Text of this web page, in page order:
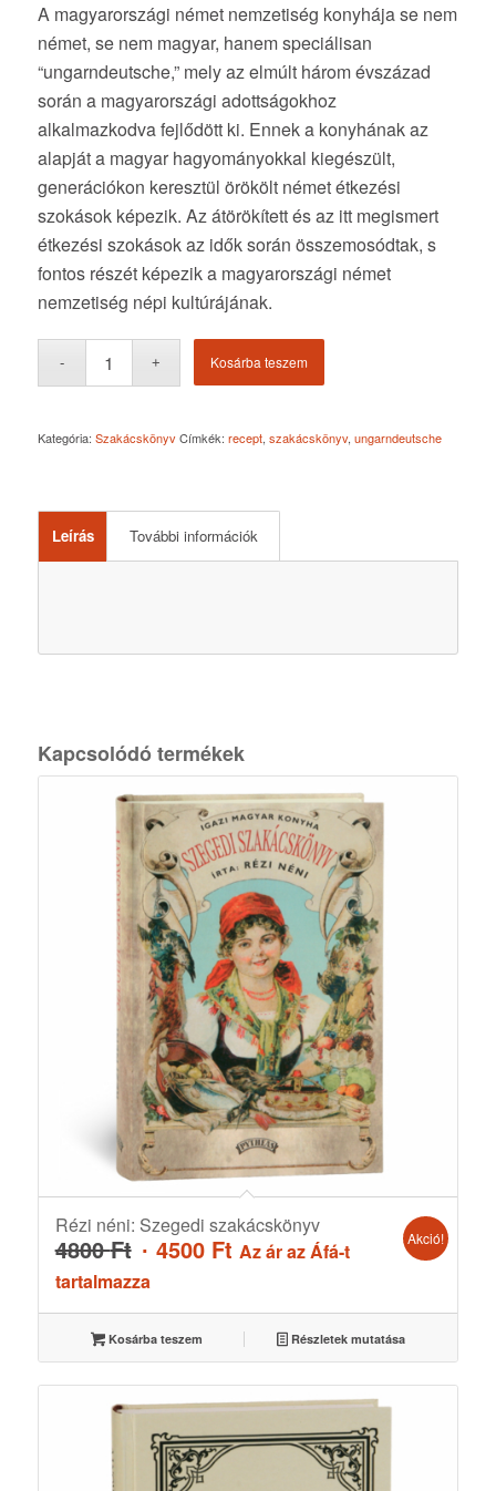
A magyarországi német nemzetiség konyhája se nem
német, se nem magyar, hanem speciálisan
“ungarndeutsche,” mely az elmúlt három évszázad
során a magyarországi adottságokhoz
alkalmazkodva fejlődött ki. Ennek a konyhának az
alapját a magyar hagyományokkal kiegészült,
generációkon keresztül örökölt német étkezési
szokások képezik. Az átörökített és az itt megismert
étkezési szokások az idők során összemosódtak, s
fontos részét képezik a magyarországi német
nemzetiség népi kultúrájának.
Kosárba teszem
Kategória: Szakácskönyv Címkék: recept, szakácskönyv, ungarndeutsche
Leírás További információk
Kapcsolódó termékek
Rézi néni: Szegedi szakácskönyv
4800Ft Original
price
4800 Ft.
4500 FtCurrent
4500 Ft.
Az ár az Áfá-t
tartalmazza
Akció!
Kosárba teszem Részletek mutatása